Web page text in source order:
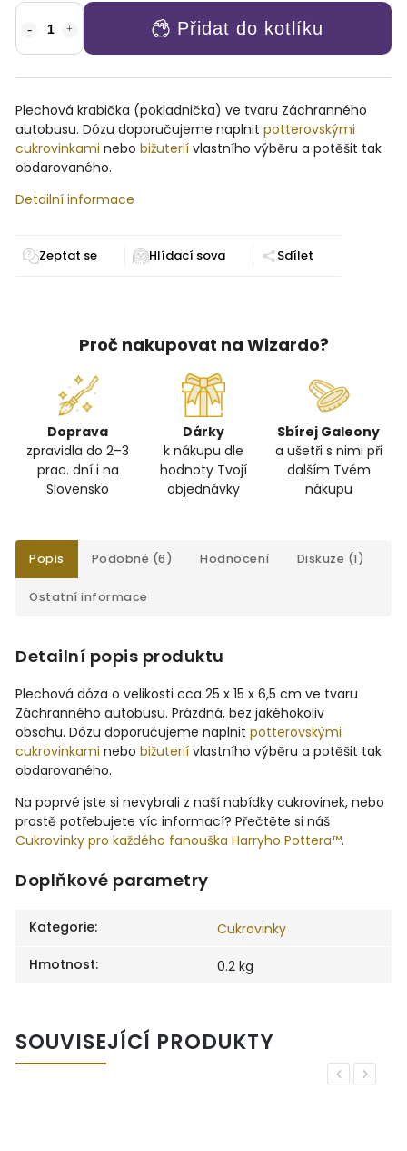
Přidat do kotlíku
Plechová krabička (pokladnička) ve tvaru Záchranného
autobusu. Dózu doporučujeme naplnit potterovskými
cukrovinkami nebo bižuterií vlastního výběru a potěšit tak
obdarovaného.
Detailní informace
Zeptat se Sdílet
Proč nakupovat na Wizardo?
Doprava
zpravidla do 2–3
prac. dní i na
Slovensko
Dárky
k nákupu dle
hodnoty Tvojí
objednávky
Sbírej Galeony
a ušetři s nimi při
dalším Tvém
nákupu
Popis Podobné (6) Hodnocení Diskuze (1)
Ostatní informace
Detailní popis produktu
Plechová dóza o velikosti cca 25 x 15 x 6,5 cm ve tvaru
Záchranného autobusu. Prázdná, bez jakéhokoliv
obsahu. Dózu doporučujeme naplnit potterovskými
cukrovinkami nebo bižuterií vlastního výběru a potěšit tak
obdarovaného.
Na poprvé jste si nevybrali z naší nabídky cukrovinek, nebo
prostě potřebujete víc informací? Přečtěte si náš
Cukrovinky pro každého fanouška Harryho Pottera™.
Doplňkové parametry
Kategorie:
Cukrovinky
Hmotnost: 0.2 kg
SOUVISEJÍCÍ PRODUKTY
Previous
Next